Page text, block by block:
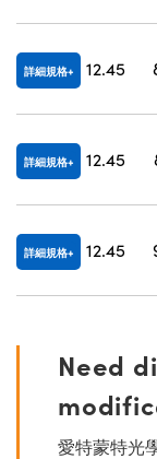
詳細規格 12.45
詳細規格 12.45
詳細規格 12.45
Need
愛特蒙特光